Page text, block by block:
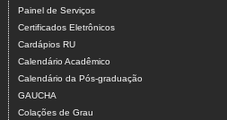
Painel de Serviços
Certificados Eletrônicos
Cardápios RU
Calendário Acadêmico
Calendário da Pós-graduação
GAUCHA
Colações de Grau